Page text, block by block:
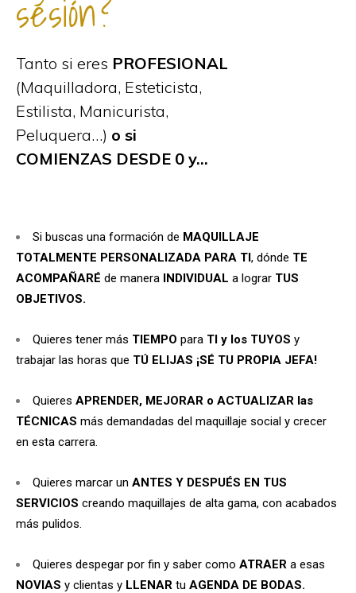
sesión?
Tanto si eres PROFESIONAL
(Maquilladora, Esteticista,
Estilista, Manicurista,
Peluquera…) o si
COMIENZAS DESDE 0 y…
Si buscas una formación de MAQUILLAJE
TOTALMENTE PERSONALIZADA PARA TI, dónde TE
ACOMPAÑARÉ de manera INDIVIDUAL a lograr TUS
OBJETIVOS.
Quieres tener más TIEMPO para TI y los TUYOS y
trabajar las horas que TÚ ELIJAS ¡SÉ TU PROPIA JEFA!
Quieres APRENDER, MEJORAR o ACTUALIZAR las
TÉCNICAS más demandadas del maquillaje social y crecer
en esta carrera.
Quieres marcar un ANTES Y DESPUÉS EN TUS
SERVICIOS creando maquillajes de alta gama, con acabados
más pulidos.
Quieres despegar por fin y saber como ATRAER a esas
NOVIAS y clientas y LLENAR tu AGENDA DE BODAS.